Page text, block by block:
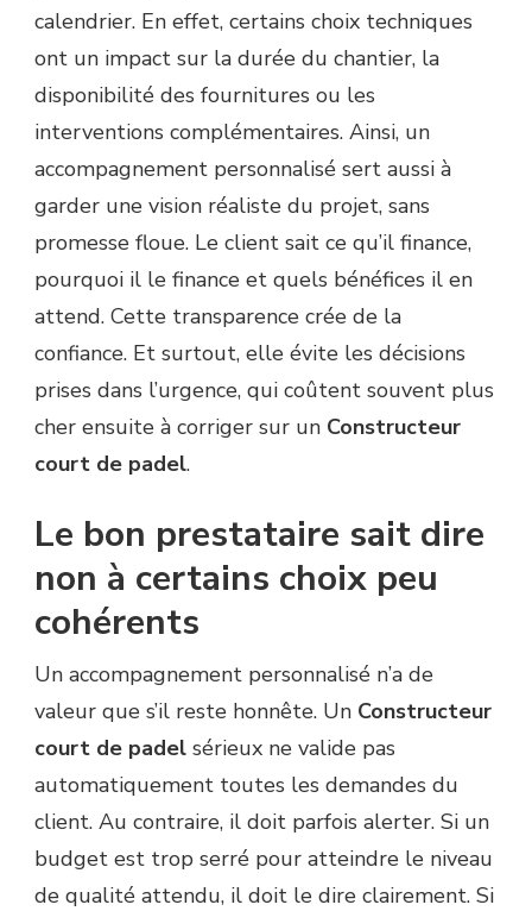
calendrier. En effet, certains choix techniques
ont un impact sur la durée du chantier, la
disponibilité des fournitures ou les
interventions complémentaires. Ainsi, un
accompagnement personnalisé sert aussi à
garder une vision réaliste du projet, sans
promesse floue. Le client sait ce qu’il finance,
pourquoi il le finance et quels bénéfices il en
attend. Cette transparence crée de la
confiance. Et surtout, elle évite les décisions
prises dans l’urgence, qui coûtent souvent plus
cher ensuite à corriger sur un Constructeur
court de padel.
Le bon prestataire sait dire
non à certains choix peu
cohérents
Un accompagnement personnalisé n’a de
valeur que s’il reste honnête. Un Constructeur
court de padel sérieux ne valide pas
automatiquement toutes les demandes du
client. Au contraire, il doit parfois alerter. Si un
budget est trop serré pour atteindre le niveau
de qualité attendu, il doit le dire clairement. Si